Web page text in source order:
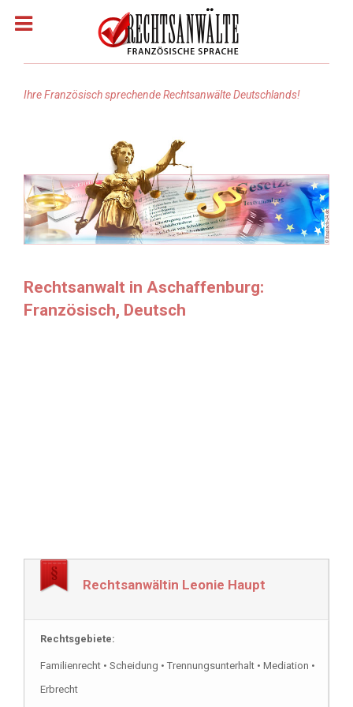
Rechtsanwälte: Französisch
Rechtsanwälte: Arabisch
Rechtsanwälte: Türkisch
Ihre Französisch sprechende Rechtsanwälte Deutschlands!
Rechtsanwalt in Aschaffenburg:
Französisch, Deutsch
Rechtsanwältin Leonie Haupt
Rechtsgebiete:
Familienrecht • Scheidung • Trennungsunterhalt • Mediation •
Erbrecht